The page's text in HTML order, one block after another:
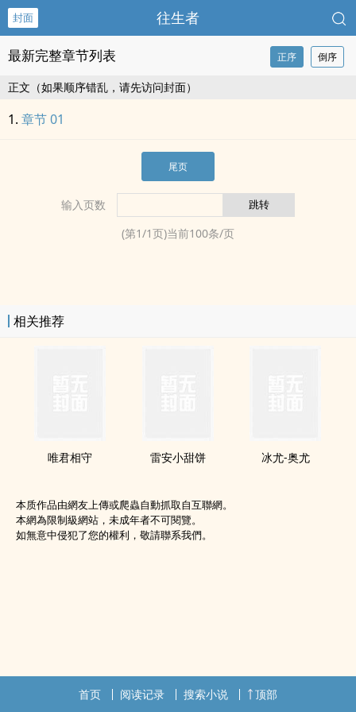
封面 往生者
最新完整章节列表 正序 倒序
正文（如果顺序错乱，请先访问封面）
章节 01
尾页
输入页数
(第1/1页)当前100条/页
相关推荐
唯君相守 雷安小甜饼 冰尤-奥尤
本质作品由網友上傳或爬蟲自動抓取自互聯網。
本網為限制級網站，未成年者不可閱覽。
如無意中侵犯了您的權利，敬請聯系我們。
首页 阅读记录 搜索小说 顶部